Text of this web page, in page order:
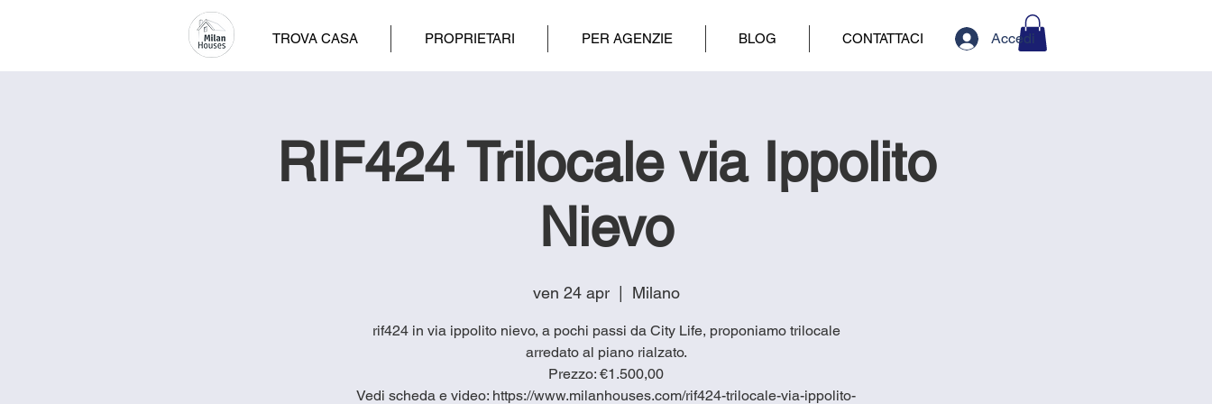
TROVA CASA PROPRIETARI PER AGENZIE BLOG CONTATTACI Accedi
RIF424 Trilocale via Ippolito
Nievo
ven 24 apr
  |
Milano
rif424 in via ippolito nievo, a pochi passi da City Life, proponiamo trilocale
arredato al piano rialzato.
Prezzo: €1.500,00
Vedi scheda e video: https://www.milanhouses.com/rif424-trilocale-via-ippolito-